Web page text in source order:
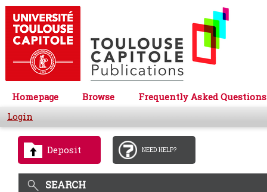
Homepage Browse
Frequently Asked Questions
Login
Deposit NEED HELP?
SEARCH